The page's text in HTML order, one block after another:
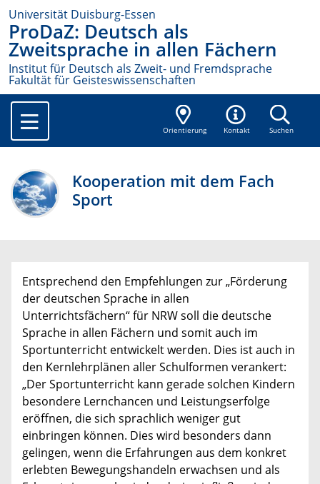
Universität Duisburg-Essen
ProDaZ: Deutsch als
Zweitsprache in allen Fächern
Institut für Deutsch als Zweit- und Fremdsprache
Fakultät für Geisteswissenschaften
Orientierung Kontakt Suchen
Kooperation mit dem Fach
Sport
Entsprechend den Empfehlungen zur „Förderung
der deutschen Sprache in allen
Unterrichtsfächern“ für NRW soll die deutsche
Sprache in allen Fächern und somit auch im
Sportunterricht entwickelt werden. Dies ist auch in
den Kernlehrplänen aller Schulformen verankert:
„Der Sportunterricht kann gerade solchen Kindern
besondere Lernchancen und Leistungserfolge
eröffnen, die sich sprachlich weniger gut
einbringen können. Dies wird besonders dann
gelingen, wenn die Erfahrungen aus dem konkret
erlebten Bewegungshandeln erwachsen und als